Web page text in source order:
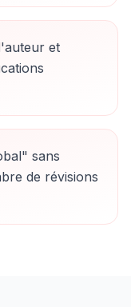
et
sans
de révisions